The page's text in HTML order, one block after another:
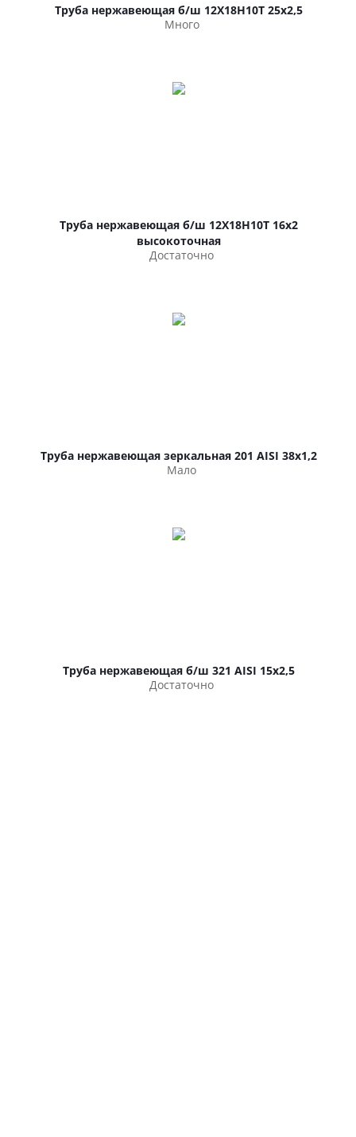
Труба нержавеющая б/ш 12Х18Н10Т 25х2,5
Много
Труба нержавеющая б/ш 12Х18Н10Т 16х2
высокоточная
Достаточно
Труба нержавеющая зеркальная 201 AISI 38х1,2
Мало
Труба нержавеющая б/ш 321 AISI 15х2,5
Достаточно